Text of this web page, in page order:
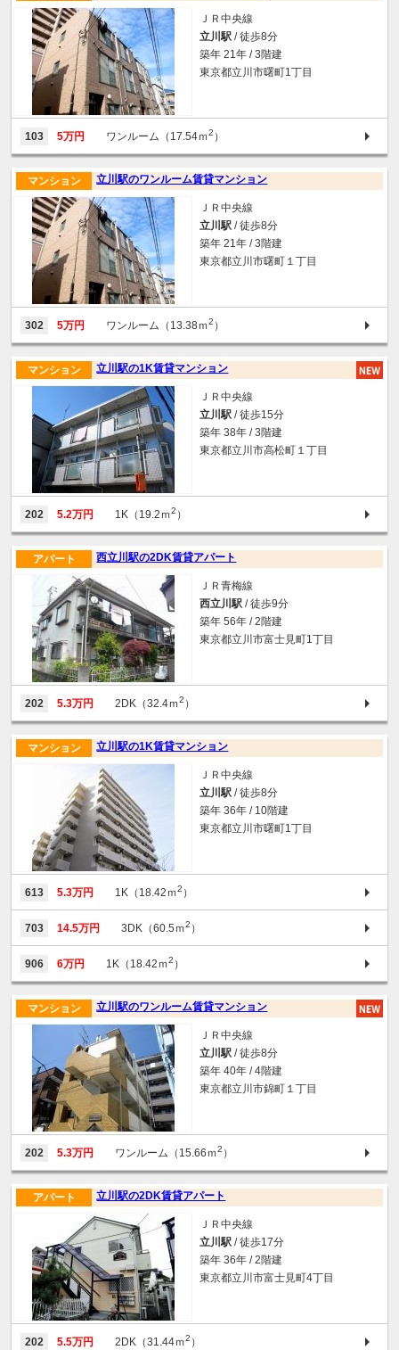
ＪＲ中央線
立川駅 / 徒歩8分
築年 21年 / 3階建
東京都立川市曙町1丁目
103 5万円 ワンルーム（17.54ｍ2 ）
立川駅のワンルーム賃貸マンション
マンション
ＪＲ中央線
立川駅 / 徒歩8分
築年 21年 / 3階建
東京都立川市曙町１丁目
302 5万円 ワンルーム（13.38ｍ2 ）
立川駅の1K賃貸マンション
マンション
ＪＲ中央線
立川駅 / 徒歩15分
築年 38年 / 3階建
東京都立川市高松町１丁目
202 5.2万円 1K（19.2ｍ2 ）
西立川駅の2DK賃貸アパート
アパート
ＪＲ青梅線
西立川駅 / 徒歩9分
築年 56年 / 2階建
東京都立川市富士見町1丁目
202 5.3万円 2DK（32.4ｍ2 ）
立川駅の1K賃貸マンション
マンション
ＪＲ中央線
立川駅 / 徒歩8分
築年 36年 / 10階建
東京都立川市曙町1丁目
613 5.3万円 1K（18.42ｍ2 ）
703 14.5万円 3DK（60.5ｍ2 ）
906 6万円 1K（18.42ｍ2 ）
立川駅のワンルーム賃貸マンション
マンション
ＪＲ中央線
立川駅 / 徒歩8分
築年 40年 / 4階建
東京都立川市錦町１丁目
202 5.3万円 ワンルーム（15.66ｍ2 ）
立川駅の2DK賃貸アパート
アパート
ＪＲ中央線
立川駅 / 徒歩17分
築年 36年 / 2階建
東京都立川市富士見町4丁目
202 5.5万円 2DK（31.44ｍ2 ）